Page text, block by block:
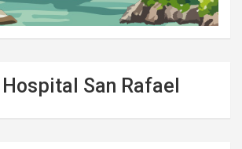
Hospital San Rafael